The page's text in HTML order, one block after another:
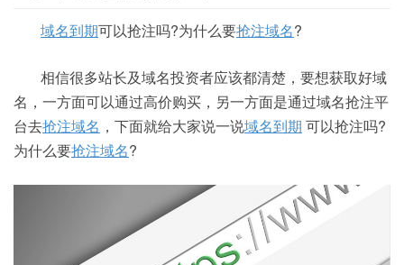
域名到期可以抢注吗?为什么要抢注域名?
相信很多站长及域名投资者应该都清楚，要想获取好域
名，一方面可以通过高价购买，另一方面是通过域名抢注平
台去抢注域名 ，下面就给大家说一说域名到期 可以抢注吗?
为什么要抢注域名?